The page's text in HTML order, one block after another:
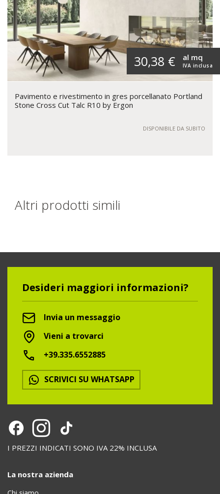
30,38 € IVA inclusa
al mq
Pavimento e rivestimento in gres porcellanato Portland
Stone Cross Cut Talc R10 by Ergon
DISPONIBILE DA SUBITO
Altri prodotti simili
Desideri maggiori informazioni?
Invia un messaggio
Vieni a trovarci
+39.335.6552885
SCRIVICI SU WHATSAPP
I PREZZI INDICATI SONO IVA 22% INCLUSA
La nostra azienda